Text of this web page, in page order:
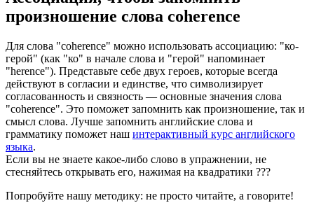
произношение слова coherence
Для слова "coherence" можно использовать ассоциацию: "ко-
герой" (как "ко" в начале слова и "герой" напоминает
"herence"). Представьте себе двух героев, которые всегда
действуют в согласии и единстве, что символизирует
согласованность и связность — основные значения слова
"coherence". Это поможет запомнить как произношение, так и
смысл слова. Лучше запомнить английские слова и
грамматику поможет наш интерактивный курс английского
языка.
Если вы не знаете какое-либо слово в упражнении, не
стесняйтесь открывать его, нажимая на квадратики ???
Попробуйте нашу методику: не просто читайте, а говорите!